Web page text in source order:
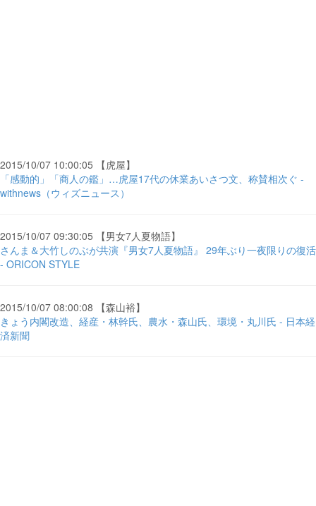
2015/10/07 10:00:05 【虎屋】
「感動的」「商人の鑑」…虎屋17代の休業あいさつ文、称賛相次ぐ -
withnews（ウィズニュース）
2015/10/07 09:30:05 【男女7人夏物語】
さんま＆大竹しのぶが共演『男女7人夏物語』 29年ぶり一夜限りの復活
- ORICON STYLE
2015/10/07 08:00:08 【森山裕】
きょう内閣改造、経産・林幹氏、農水・森山氏、環境・丸川氏 - 日本経
済新聞